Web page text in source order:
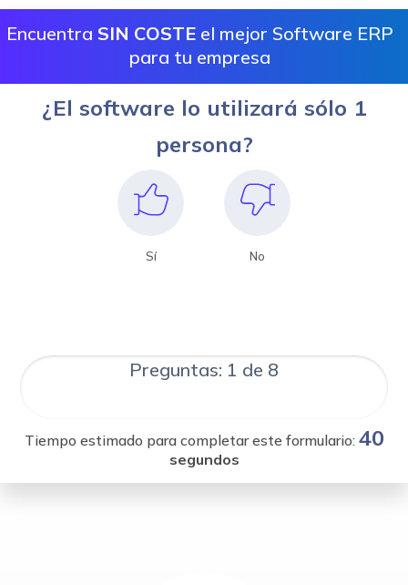
Encuentra SIN COSTEel mejor Software ERP
para tu empresa
¿El software lo utilizará sólo 1
persona?
Sí No
Preguntas: 1 de 8
Tiempo estimado para completar este formulario: 40
segundos